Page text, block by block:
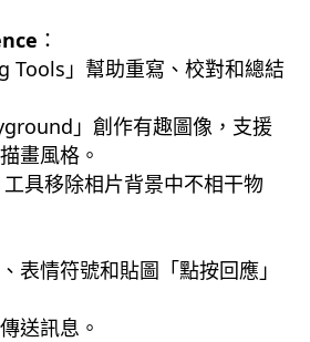
：
Tools」幫助重寫、校對和總結
」創作有趣圖像，支援
畫風格。
工具移除相片背景中不相干物
表情符號和貼圖「點按回應」
送訊息。